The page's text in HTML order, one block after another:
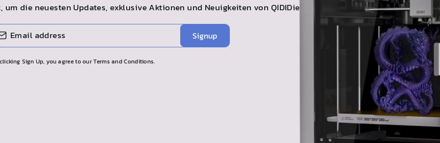
um die neuesten Updates, exklusive Aktionen und Neuigkeiten von QIDIDie
Signup
Sign Up, you agree to our Terms and Conditions.